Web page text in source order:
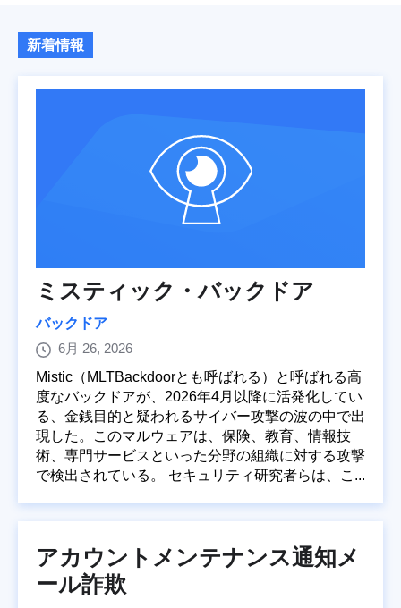
新着情報
ミスティック・バックドア
バックドア
6月 26, 2026
Mistic（MLTBackdoorとも呼ばれる）と呼ばれる高
度なバックドアが、2026年4月以降に活発化してい
る、金銭目的と疑われるサイバー攻撃の波の中で出
現した。このマルウェアは、保険、教育、情報技
術、専門サービスといった分野の組織に対する攻撃
で検出されている。 セキュリティ研究者らは、こ...
アカウントメンテナンス通知メ
ール詐欺